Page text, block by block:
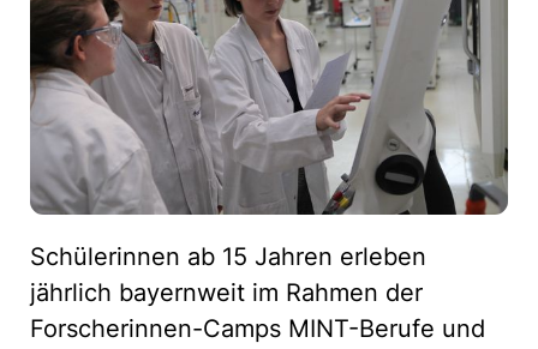
Schülerinnen ab 15 Jahren erleben
jährlich bayernweit im Rahmen der
Forscherinnen-Camps MINT-Berufe und